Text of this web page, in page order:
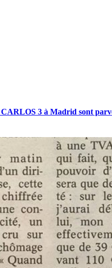
3 à Madrid sont